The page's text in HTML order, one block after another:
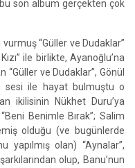
son albüm gerçekten çok
vurmuş “Güller ve Dudaklar”
ile birlikte, Ayanoğlu’na
“Güller ve Dudaklar”, Gönül
sesi ile hayat bulmuştu o
ikilisinin Nükhet Duru’ya
Benimle Bırak”; Salim
olduğu (ve bugünlerde
olan) “Aynalar”,
olup, Banu’nun